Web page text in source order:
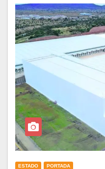
ESTADO PORTADA